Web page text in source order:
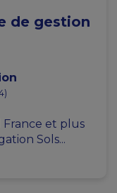
de gestion
France et plus
Sols...